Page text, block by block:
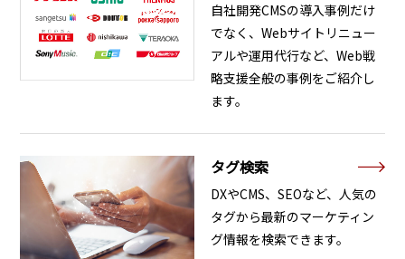
自社開発CMSの導入事例だけ
でなく、Webサイトリニュー
アルや運用代行など、Web戦
略支援全般の事例をご紹介し
ます。
タグ検索
DXやCMS、SEOなど、人気の
タグから最新のマーケティン
グ情報を検索できます。